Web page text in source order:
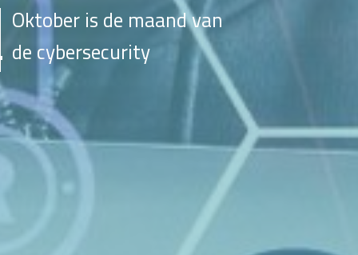
Oktober is de maand van
de cybersecurity